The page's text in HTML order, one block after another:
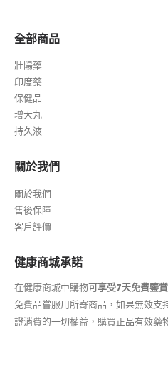
全部商品
壯陽藥
印度藥
保健品
增大丸
持久液
關於我們
關於我們
售後保障
客戶評價
健康商城承諾
在健康商城中購物可享受7天免費鑒賞
免費品嘗服用所寄商品，如果無效支
證消費的一切權益，購買正品有效藥